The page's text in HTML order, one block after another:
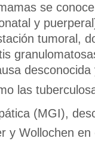
se
y
tumoral,
las
(MGI),
y Wollochen en